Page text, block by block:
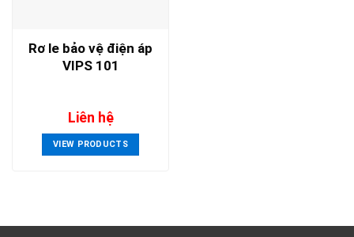
Rơ le bảo vệ điện áp
VIPS 101
Liên hệ
VIEW PRODUCTS